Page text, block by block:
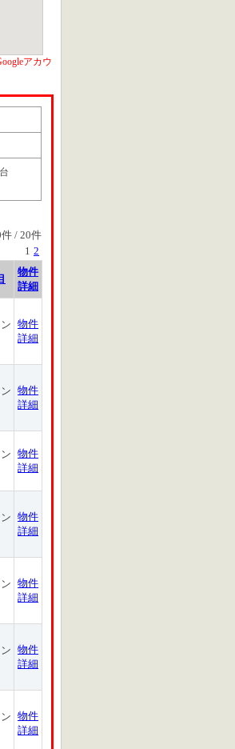
アカウ
件 / 20件
1 2
物件
詳細
物件
詳細
物件
詳細
物件
詳細
物件
詳細
物件
詳細
物件
詳細
物件
詳細